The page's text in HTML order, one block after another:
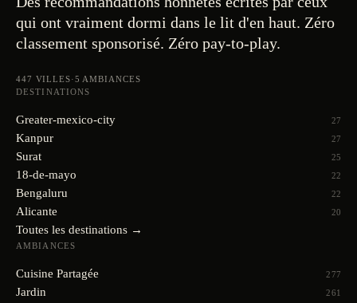
qui ont vraiment dormi dans le lit d'en haut. Zéro
classement sponsorisé. Zéro pay-to-play.
447 VILLES·5 AMBIANCES
DESTINATIONS
Greater-mexico-city 27
Kanpur 27
Surat 25
18-de-mayo 22
Bengaluru 22
Alicante 20
Toutes les destinations →
AMBIANCES
Cuisine Partagée 277
Jardin 261